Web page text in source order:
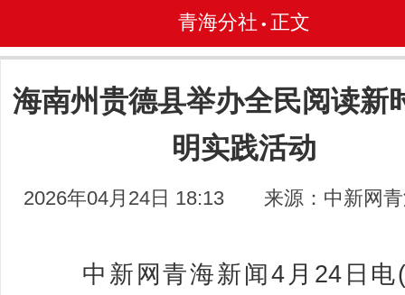
青海分社 • 正文
海南州贵德县举办全民阅读新
明实践活动
2026年04月24日 18:13 来源：中新网
中新网青海新闻4月24日电